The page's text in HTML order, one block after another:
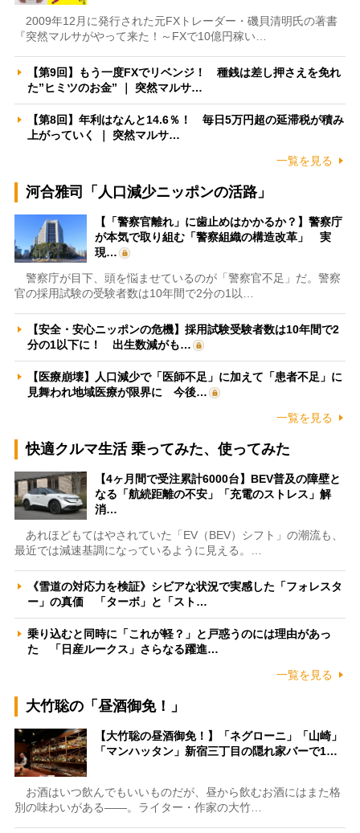
2009年12月に発行された元FXトレーダー・磯貝清明氏の著書
『突然マルサがやって来た！～FXで10億円稼い…
【第9回】もう一度FXでリベンジ！ 種銭は差し押さえを免れ
た”ヒミツのお金” ｜ 突然マルサ…
【第8回】年利はなんと14.6％！ 毎日5万円超の延滞税が積み
上がっていく ｜ 突然マルサ…
一覧を見る
河合雅司「人口減少ニッポンの活路」
【「警察官離れ」に歯止めはかかるか？】警察庁
が本気で取り組む「警察組織の構造改革」 実
現…
警察庁が目下、頭を悩ませているのが「警察官不足」だ。警察
官の採用試験の受験者数は10年間で2分の1以…
【安全・安心ニッポンの危機】採用試験受験者数は10年間で2
分の1以下に！ 出生数減がも…
【医療崩壊】人口減少で「医師不足」に加えて「患者不足」に
見舞われ地域医療が限界に 今後…
一覧を見る
快適クルマ生活 乗ってみた、使ってみた
【4ヶ月間で受注累計6000台】BEV普及の障壁と
なる「航続距離の不安」「充電のストレス」解
消…
あれほどもてはやされていた「EV（BEV）シフト」の潮流も、
最近では減速基調になっているように見える。…
《雪道の対応力を検証》シビアな状況で実感した「フォレスタ
ー」の真価 「ターボ」と「スト…
乗り込むと同時に「これが軽？」と戸惑うのには理由があっ
た 「日産ルークス」さらなる躍進…
一覧を見る
大竹聡の「昼酒御免！」
【大竹聡の昼酒御免！】「ネグローニ」「山崎」
「マンハッタン」新宿三丁目の隠れ家バーで1…
お酒はいつ飲んでもいいものだが、昼から飲むお酒にはまた格
別の味わいがある――。ライター・作家の大竹…